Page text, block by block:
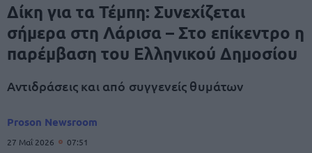
Δίκη για τα Τέμπη: Συνεχίζεται
σήμερα στη Λάρισα – Στο επίκεντρο η
παρέμβαση του Ελληνικού Δημοσίου
Αντιδράσεις και από συγγενείς θυμάτων
Proson Newsroom
27 Μαΐ 2026 07:51